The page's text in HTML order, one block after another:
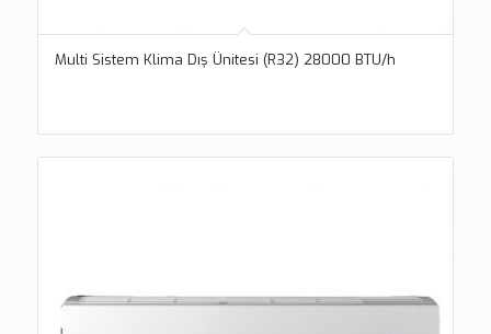
Multi Sistem Klima Dış Ünitesi (R32) 28000 BTU/h